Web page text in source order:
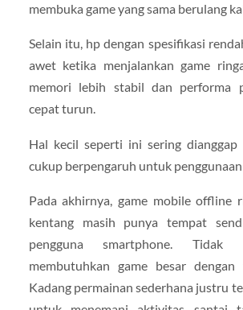
membuka game yang sama berulang
Selain itu, hp dengan spesifikasi
awet ketika menjalankan game
memori lebih stabil dan performa
cepat turun.
Hal kecil seperti ini sering dianggap
cukup berpengaruh untuk penggunaan
Pada akhirnya, game mobile offline
kentang masih punya tempat
pengguna smartphone. Tidak
membutuhkan game besar dengan
Kadang permainan sederhana justru